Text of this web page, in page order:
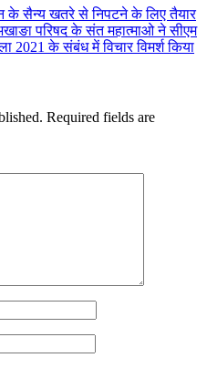
के सैन्य खतरे से निपटने के लिए तैयार
परिषद के संत महात्माओ ने सीएम
के संबंध में विचार विमर्श किया
Required fields are